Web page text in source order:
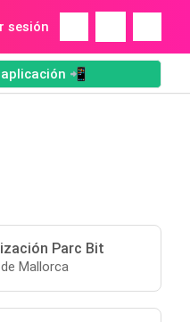
sesión
📲
Parc Bit
Mallorca